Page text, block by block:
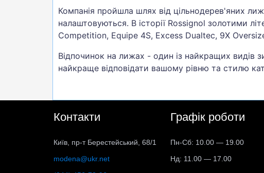
Компанія пройшла шлях від цільнодерев'яних
налаштовуються. В історії Rossignol золотими
Competition, Equipe 4S, Excess Dualtec, 9X
Відпочинок на лижах - один із найкращих видів
найкраще відповідати вашому рівню та стилю
Контакти
Київ, пр-т Берестейський, 68/1
modena@ukr.net
Графік роботи
Пн-Сб: 10.00 — 19.00
Нд: 11.00 — 17.00